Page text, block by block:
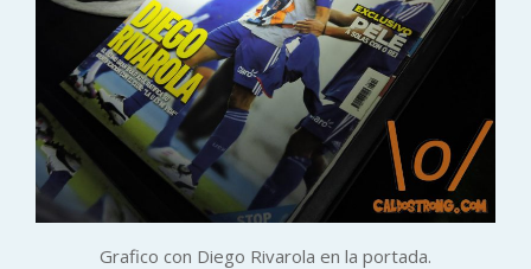
Grafico con Diego Rivarola en la portada.